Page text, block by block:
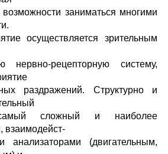
заниматься многими
осуществляется зрительным
рецепторную систему,
раздражений. Структурно и
сложный и наиболее
взаимодейст-
(двигательным,